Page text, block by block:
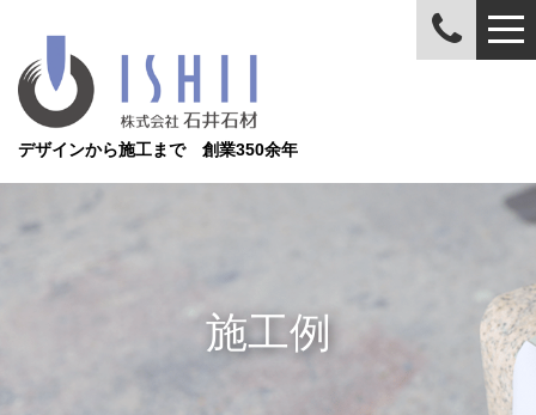
デザインから施工まで 創業350余年
施工例